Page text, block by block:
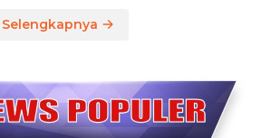
Selengkapnya